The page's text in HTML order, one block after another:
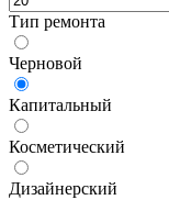
Тип ремонта
Черновой
Капитальный
Косметический
Дизайнерский